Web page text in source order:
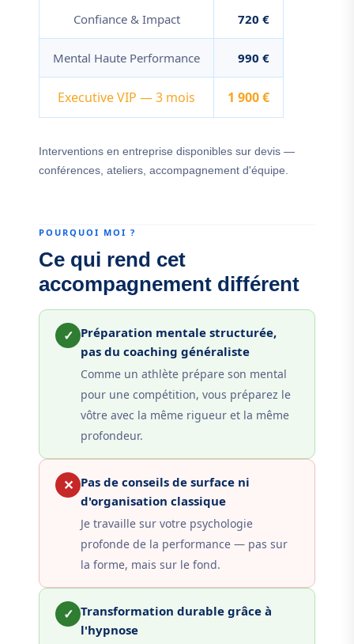
Confiance & Impact 720 €
Mental Haute Performance 990 €
Executive VIP — 3 mois 1 900 €
Interventions en entreprise disponibles sur devis —
conférences, ateliers, accompagnement d'équipe.
POURQUOI MOI ?
Ce qui rend cet
accompagnement différent
✓ Préparation mentale structurée,
pas du coaching généraliste
Comme un athlète prépare son mental
pour une compétition, vous préparez le
vôtre avec la même rigueur et la même
profondeur.
✕ Pas de conseils de surface ni
d'organisation classique
Je travaille sur votre psychologie
profonde de la performance — pas sur
la forme, mais sur le fond.
✓ Transformation durable grâce à
l'hypnose